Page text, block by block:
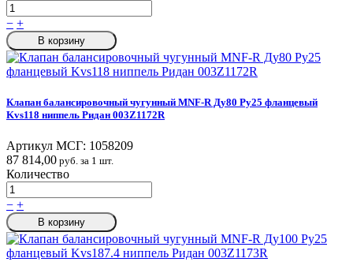
− +
В корзину
Клапан балансировочный чугунный MNF-R Ду80 Ру25 фланцевый
Kvs118 ниппель Ридан 003Z1172R
Артикул МСГ: 1058209
87 814,00 руб. за 1 шт.
Количество
− +
В корзину